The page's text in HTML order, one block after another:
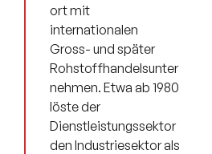
ort mit
internationalen
Gross- und später
Rohstoffhandelsunter
nehmen. Etwa ab 1980
löste der
Dienstleistungssektor
den Industriesektor als